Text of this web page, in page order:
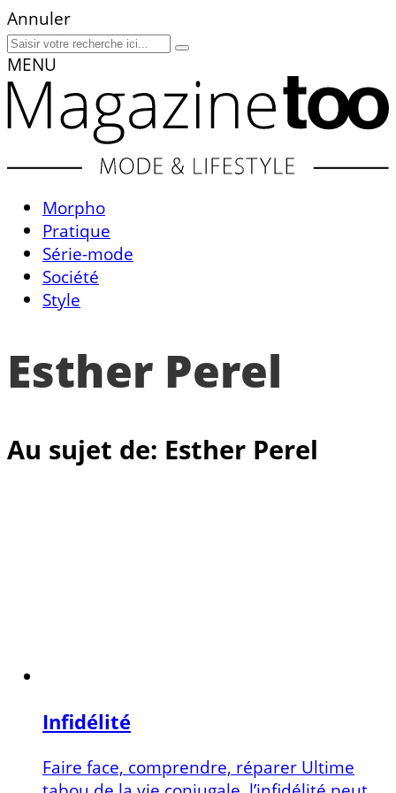
Annuler
MENU
Morpho
Pratique
Série-mode
Société
Style
Esther Perel
Au sujet de: Esther Perel
Infidélité
Faire face, comprendre, réparer Ultime